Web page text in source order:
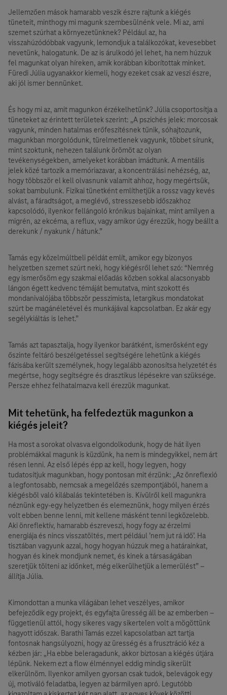
Jellemzően mások hamarabb veszik észre rajtunk a kiégés
tüneteit, minthogy mi magunk szembesülnénk vele. Mi az, ami
szemet szúrhat a környezetünknek? Például az, ha
visszahúzódóbbak vagyunk, lemondjuk a találkozókat, kevesebbet
nevetünk, halogatunk. De az is árulkodó jel lehet, ha nem húzzuk
fel magunkat olyan híreken, amik korábban kiborítottak minket.
Füredi Júlia ugyanakkor kiemeli, hogy ezeket csak az veszi észre,
aki jól ismer bennünket.
És hogy mi az, amit magunkon érzékelhetünk? Júlia csoportosítja a
tüneteket az érintett területek szerint: „A pszichés jelek: morcosak
vagyunk, minden hatalmas erőfeszítésnek tűnik, sóhajtozunk,
magunkban morgolódunk, türelmetlenek vagyunk, többet sírunk,
mint szoktunk, nehezen találunk örömöt az olyan
tevékenységekben, amelyeket korábban imádtunk. A mentális
jelek közé tartozik a memóriazavar, a koncentrálási nehézség, az,
hogy többször el kell olvasnunk valamit ahhoz, hogy megértsük,
sokat bambulunk. Fizikai tünetként említhetjük a rossz vagy kevés
alvást, a fáradtságot, a meglévő, stresszesebb időszakhoz
kapcsolódó, ilyenkor fellángoló krónikus bajainkat, mint amilyen a
migrén, az ekcéma, a reflux, vagy amikor úgy érezzük, hogy beállt a
derekunk / nyakunk / hátunk.”
Tamás egy közelmúltbeli példát említ, amikor egy bizonyos
helyzetben szemet szúrt neki, hogy kiégésről lehet szó: “Nemrég
egy ismerősöm egy szakmai előadás közben sokkal alacsonyabb
lángon égett kedvenc témáját bemutatva, mint szokott és
mondanivalójába többször pesszimista, letargikus mondatokat
szúrt be magánéletével és munkájával kapcsolatban. Ez akár egy
segélykiáltás is lehet.”
Tamás azt tapasztalja, hogy ilyenkor barátként, ismerősként egy
őszinte feltáró beszélgetéssel segítségére lehetünk a kiégés
fázisába került személynek, hogy legalább azonosítsa helyzetét és
megértse, hogy segítségre és drasztikus lépésekre van szüksége.
Persze ehhez felhatalmazva kell érezzük magunkat.
Mit tehetünk, ha felfedeztük magunkon a
kiégés jeleit?
Ha most a sorokat olvasva elgondolkodunk, hogy de hát ilyen
problémákkal magunk is küzdünk, ha nem is mindegyikkel, nem árt
résen lenni. Az első lépés épp az kell, hogy legyen, hogy
tudatosítjuk magunkban, hogy pontosan mit érzünk: „Az önreflexió
a legfontosabb, nemcsak a megelőzés szempontjából, hanem a
kiégésből való kilábalás tekintetében is. Kívülről kell magunkra
néznünk egy-egy helyzetben és elemeznünk, hogy milyen érzés
volt ebben benne lenni, mit kellene másként tenni legközelebb.
Aki önreflektív, hamarabb észreveszi, hogy fogy az érzelmi
energiája és nincs visszatöltés, mert például ’nem jut rá idő’. Ha
tisztában vagyunk azzal, hogy hogyan húzzuk meg a határainkat,
hogyan és kinek mondjunk nemet, és kinek a társaságában
szeretjük tölteni az időnket, még elkerülhetjük a lemerülést” –
állítja Júlia.
Kimondottan a munka világában lehet veszélyes, amikor
befejeződik egy projekt, és egyfajta üresség áll be az emberben –
függetlenül attól, hogy sikeres vagy sikertelen volt a mögöttünk
hagyott időszak. Barathi Tamás ezzel kapcsolatban azt tartja
fontosnak hangsúlyozni, hogy az üresség és a frusztráció kéz a
kézben jár: „Ha ebbe beleragadunk, akkor biztosan a kiégés útjára
lépünk. Nekem ezt a flow élménnyel eddig mindig sikerült
elkerülnöm. Ilyenkor amilyen gyorsan csak tudok, belevágok egy
új, motiváló feladatba, legyen az bármilyen apró. Legutóbb